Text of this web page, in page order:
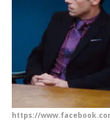
https://